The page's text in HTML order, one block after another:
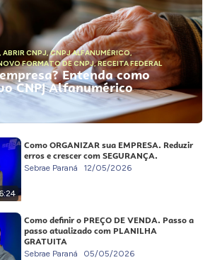
, ABRIR CNPJ,CNPJ ALFANUMÉRICO,
FORMATO DE CNPJ,RECEITA FEDERAL
Entenda como
CNPJ Alfanumérico
Como ORGANIZAR sua EMPRESA. Reduzir
erros e crescer com SEGURANÇA.
Sebrae Paraná 12/05/2026
Como definir o PREÇO DE VENDA. Passo a
passo atualizado com PLANILHA
GRATUITA
Sebrae Paraná 05/05/2026